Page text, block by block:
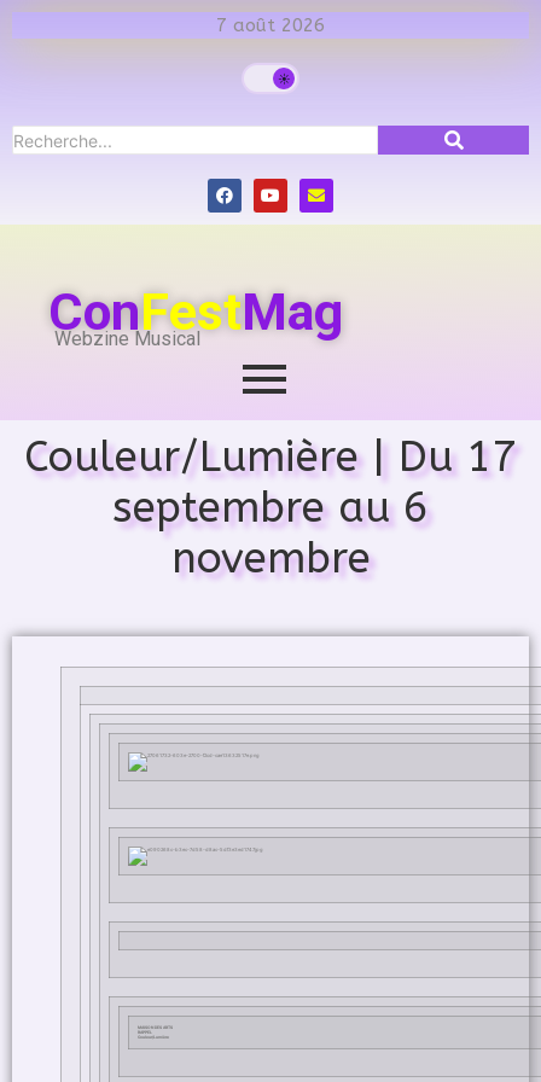
7 août 2026
ConFestMag
Webzine Musical
Couleur/Lumière | Du 17
septembre au 6
novembre
MAISON DES ARTS
RAPPEL
Couleur/Lumière